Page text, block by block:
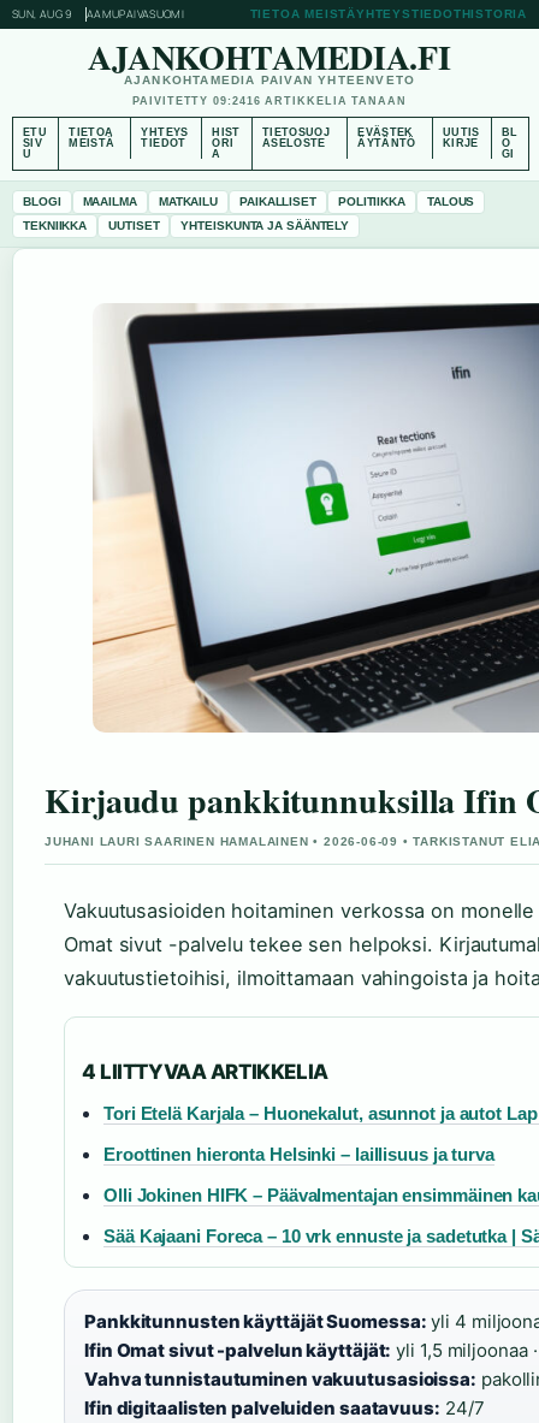
SUN, AUG 9 AAMUPAIVASUOMI TIETOA MEISTÄYHTEYSTIEDOTHISTORIA
AJANKOHTAMEDIA.FI
AJANKOHTAMEDIA PAIVAN YHTEENVETO
PAIVITETTY 09:2416 ARTIKKELIA TANAAN
ETU
SIV
U
TIETOA
MEISTÄ
YHTEYS
TIEDOT
HIST
ORI
A
TIETOSUOJ
ASELOSTE
EVÄSTEK
ÄYTÄNTÖ
UUTIS
KIRJE
BL
O
GI
BLOGI MAAILMA MATKAILU PAIKALLISET POLITIIKKA
TALOUS
TEKNIIKKA
UUTISET YHTEISKUNTA JA SÄÄNTELY
Kirjaudu pankkitunnuksilla Ifin
JUHANI LAURI SAARINEN HAMALAINEN • 2026-06-09 • TARKISTANUT
Vakuutusasioiden hoitaminen verkossa on
Omat sivut -palvelu tekee sen helpoksi.
vakuutustietoihisi, ilmoittamaan vahingoista ja
4 LIITTYVAA ARTIKKELIA
Tori Etelä Karjala – Huonekalut, asunnot ja autot
Eroottinen hieronta Helsinki – laillisuus ja turva
Olli Jokinen HIFK – Päävalmentajan ensimmäinen
Sää Kajaani Foreca – 10 vrk ennuste ja sadetutka |
Pankkitunnusten käyttäjät Suomessa: yli 4
Ifin Omat sivut -palvelun käyttäjät: yli 1,5 miljoonaa ·
Vahva tunnistautuminen vakuutusasioissa:
Ifin digitaalisten palveluiden saatavuus: 24/7